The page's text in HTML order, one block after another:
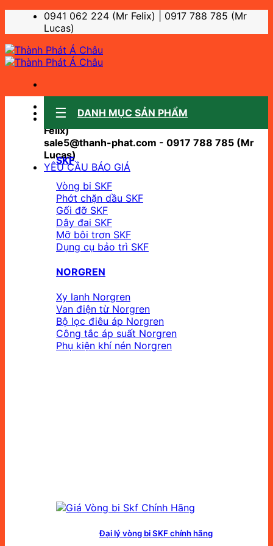
dung
0941 062 224 (Mr Felix) | 0917 788 785 (Mr
Lucas)
Sale support:
sale10@thanh-phat.com - 0941 062 224 (Mr
Felix)
sale5@thanh-phat.com - 0917 788 785 (Mr
Lucas)
YÊU CẦU BÁO GIÁ
DANH MỤC SẢN PHẨM
SKF
Vòng bi SKF
Phớt chặn dầu SKF
Gối đỡ SKF
Dây đai SKF
Mỡ bôi trơn SKF
Dụng cụ bảo trì SKF
NORGREN
Xy lanh Norgren
Van điện từ Norgren
Bộ lọc điêu áp Norgren
Công tắc áp suất Norgren
Phụ kiện khí nén Norgren
Đại lý vòng bi SKF chính hãng